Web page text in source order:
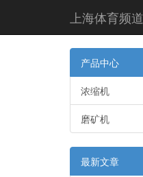
上海体育频
产品中心
浓缩机
磨矿机
最新文章